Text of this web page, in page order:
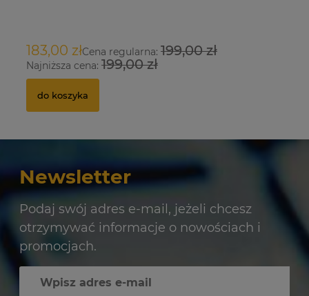
183,00 złCena regularna: 199,00 zł
Najniższa cena: 199,00 zł
do koszyka
Newsletter
Podaj swój adres e-mail, jeżeli chcesz
otrzymywać informacje o nowościach i
promocjach.